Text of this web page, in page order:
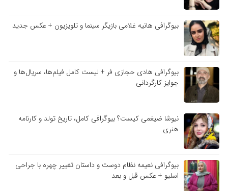
بیوگرافی هانیه غلامی بازیگر سینما و تلویزیون + عکس جدید
بیوگرافی هادی حجازی فر + لیست کامل فیلم‌ها، سریال‌ها و
جوایز کارگردانی
نیوشا ضیغمی کیست؟ بیوگرافی کامل، تاریخ تولد و کارنامه
هنری
بیوگرافی نعیمه نظام دوست و داستان تغییر چهره با جراحی
اسلیو + عکس قبل و بعد